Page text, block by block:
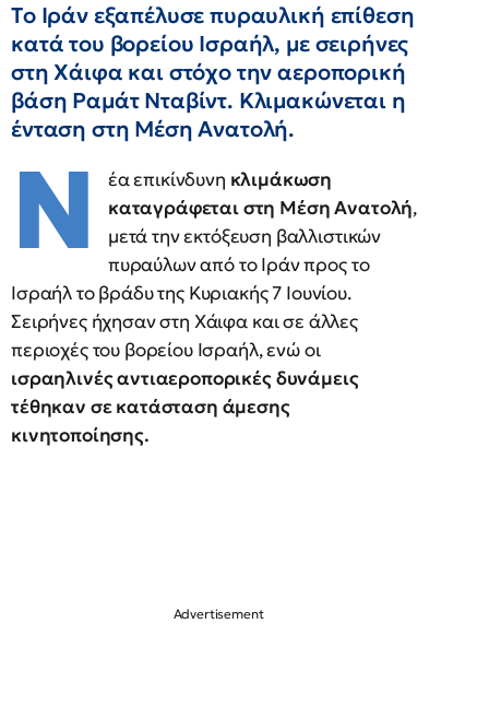
Tο Ιράν εξαπέλυσε πυραυλική επίθεση
κατά του βορείου Ισραήλ, με σειρήνες
στη Χάιφα και στόχο την αεροπορική
βάση Ραμάτ Νταβίντ. Κλιμακώνεται η
ένταση στη Μέση Ανατολή.
Ν έα επικίνδυνη κλιμάκωση
καταγράφεται στη Μέση Ανατολή,
μετά την εκτόξευση βαλλιστικών
πυραύλων από το Ιράν προς το
Ισραήλ το βράδυ της Κυριακής 7 Ιουνίου.
Σειρήνες ήχησαν στη Χάιφα και σε άλλες
περιοχές του βορείου Ισραήλ, ενώ οι
ισραηλινές αντιαεροπορικές δυνάμεις
τέθηκαν σε κατάσταση άμεσης
κινητοποίησης.